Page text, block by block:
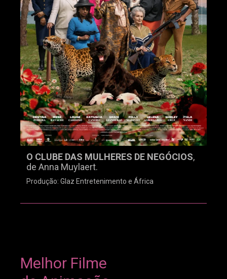
O CLUBE DAS MULHERES DE NEGÓCIOS,
de Anna Muylaert.
Produção: Glaz Entretenimento e África
Melhor Filme